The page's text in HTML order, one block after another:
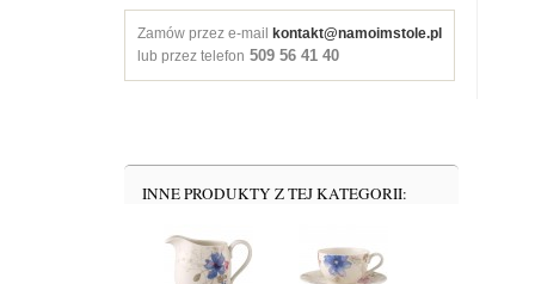
Zamów przez e-mail
kontakt@namoimstole.pl
lub przez telefon 509 56 41 40
INNE PRODUKTY Z TEJ KATEGORII: